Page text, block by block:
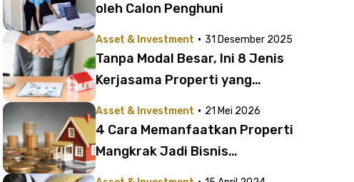
oleh Calon Penghuni
Asset & Investment · 31 Desember 2025
Tanpa Modal Besar, Ini 8 Jenis
Kerjasama Properti yang
Asset & Investment · 21 Mei 2026
4 Cara Memanfaatkan Properti
Mangkrak Jadi Bisnis